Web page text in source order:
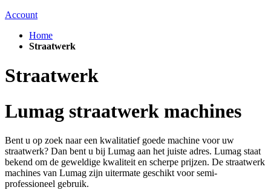
Account
Home
Straatwerk
Straatwerk
Lumag straatwerk machines
Bent u op zoek naar een kwalitatief goede machine voor uw
straatwerk? Dan bent u bij Lumag aan het juiste adres. Lumag staat
bekend om de geweldige kwaliteit en scherpe prijzen. De straatwerk
machines van Lumag zijn uitermate geschikt voor semi-
professioneel gebruik.